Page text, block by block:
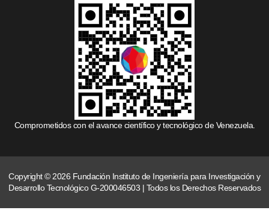
Comprometidos con el avance científico y tecnológico de Venezuela.
Copyright © 2026 Fundación Instituto de Ingeniería para Investigación y
Desarrollo Tecnológico G-200046503 | Todos los Derechos Reservados